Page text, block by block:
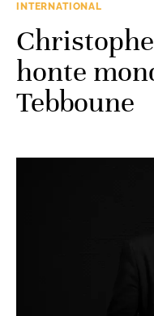
INTERNATIONAL
honte
Tebboune